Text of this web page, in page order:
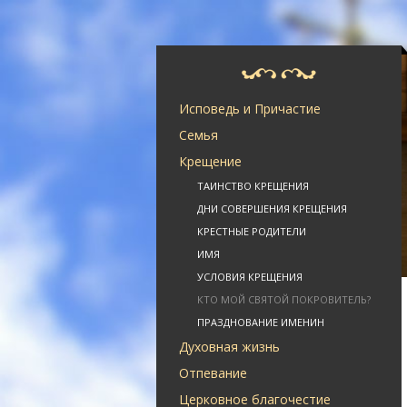
Исповедь и Причастие
Семья
Крещение
ТАИНСТВО КРЕЩЕНИЯ
ДНИ СОВЕРШЕНИЯ КРЕЩЕНИЯ
КРЕСТНЫЕ РОДИТЕЛИ
ИМЯ
УСЛОВИЯ КРЕЩЕНИЯ
КТО МОЙ СВЯТОЙ ПОКРОВИТЕЛЬ?
ПРАЗДНОВАНИЕ ИМЕНИН
Духовная жизнь
Отпевание
Церковное благочестие